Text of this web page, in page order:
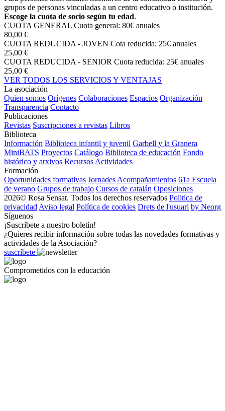
grupos de personas vinculadas a un centro educativo o institución.
Escoge la cuota de socio según tu edad.
CUOTA GENERAL Cuota general: 80€ anuales
80,00 €
CUOTA REDUCIDA - JOVEN Cota reducida: 25€ anuales
25,00 €
CUOTA REDUCIDA - SENIOR Cuota reducida: 25€ anuales
25,00 €
VER TODOS LOS SERVICIOS Y VENTAJAS
La asociación
Quien somos Orígenes Colaboraciones Espacios Organización
Transparencia Contacto
Publicaciones
Revistas Suscripciones a revistas Libros
Biblioteca
Información Biblioteca infantil y juvenil Garbell y la Granera
MiniBATS Proyectos Catálogo Biblioteca de educación Fondo
histórico y arxivos Recursos Actividades
Formación
Oportunidades formativas Jornades Acompañamientos 61a Escuela
de verano Grupos de trabajo Cursos de catalán Oposiciones
2026© Rosa Sensat. Todos los derechos reservados Politica de
privacidad Aviso legal Política de cookies Drets de l'usuari by Neorg
Síguenos
¡Suscríbete a nuestro boletín!
¿Quieres recibir información sobre todas las novedades formativas y
actividades de la Asociación?
suscríbete
Comprometidos con la educación